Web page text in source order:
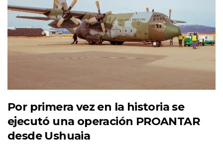
Por primera vez en la historia se
ejecutó una operación PROANTAR
desde Ushuaia